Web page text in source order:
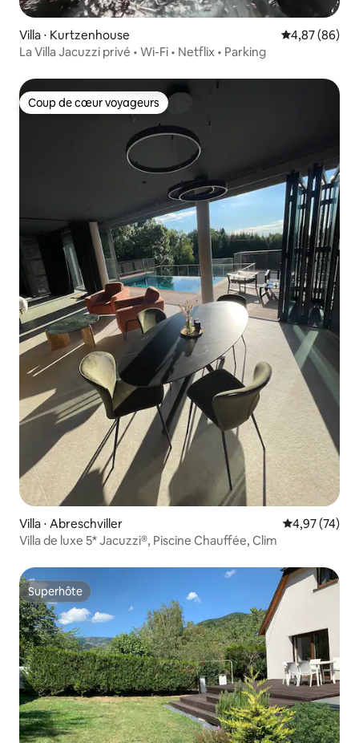
Villa ⋅ Kurtzenhouse Évaluation
4,87 (86)
La Villa Jacuzzi privé • Wi-Fi • Netflix • Parking
Coup de cœur voyageurs
Coup de cœur voyageurs
Villa ⋅ Abreschviller Évaluation
4,97 (74)
Villa de luxe 5* Jacuzzi®, Piscine Chauffée, Clim
Superhôte
Superhôte